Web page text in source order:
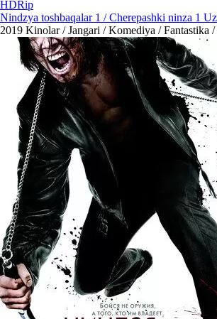
HDRip
Nindzya toshbaqalar 1 / Cherepashki ninza 1
2019 Kinolar / Jangari / Komediya /